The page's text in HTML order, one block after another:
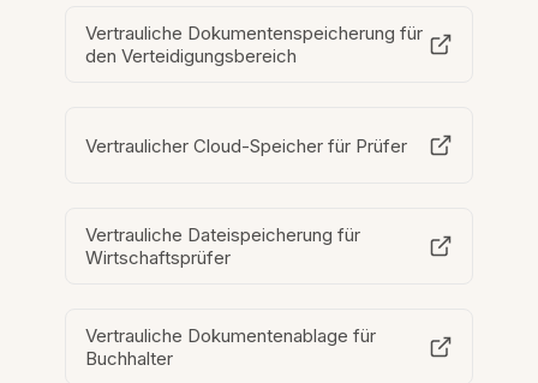
Vertrauliche Dokumentenspeicherung für
den Verteidigungsbereich
Vertraulicher Cloud-Speicher für Prüfer
Vertrauliche Dateispeicherung für
Wirtschaftsprüfer
Vertrauliche Dokumentenablage für
Buchhalter